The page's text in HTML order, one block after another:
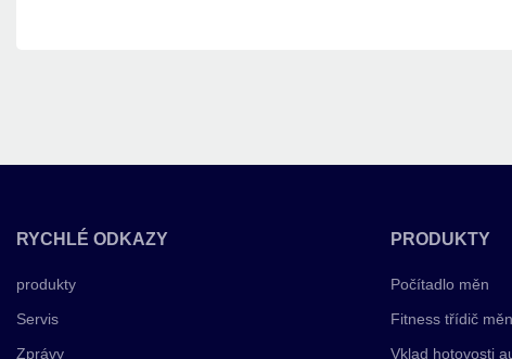
RYCHLÉ ODKAZY
produkty
Servis
Zprávy
PRODUKTY
Počítadlo měn
Fitness třídič měn
Vklad hotovosti